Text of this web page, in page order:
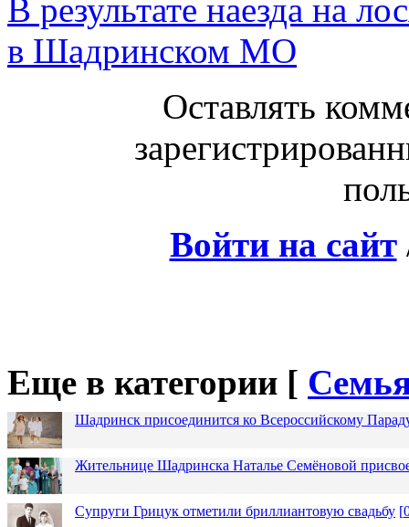
В результате наезда на
в Шадринском МО
Оставлять
Войти на сайт
Еще в категории [
Шадринск присоединится ко Всероссийскому
Жительнице Шадринска Наталье Семёновой
Супруги Грицук отметили бриллиантовую свадьбу [